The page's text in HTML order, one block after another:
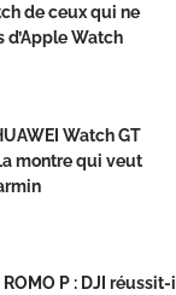
de ceux qui ne
d’Apple Watch
Watch GT
montre qui veut
P : DJI